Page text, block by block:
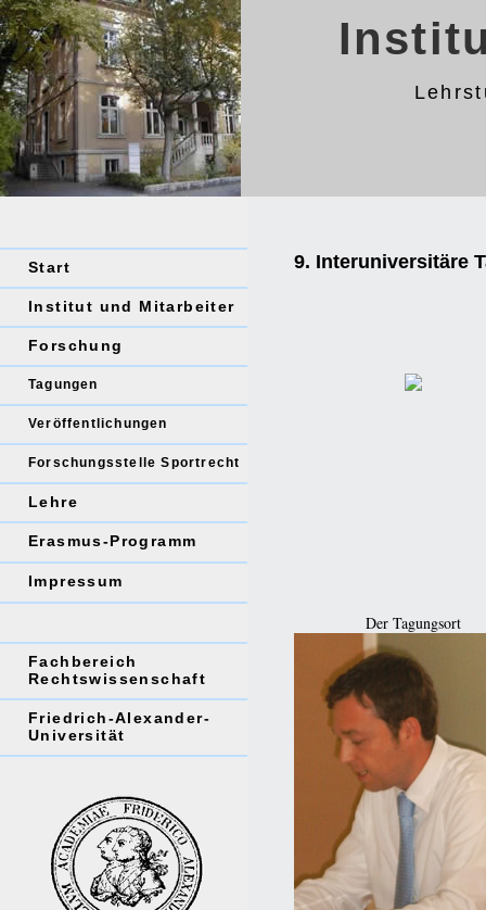
Start
Institut und Mitarbeiter
Forschung
Tagungen
Veröffentlichungen
Forschungsstelle Sportrecht
Lehre
Erasmus-Programm
Impressum
Fachbereich
Rechtswissenschaft
Friedrich-Alexander-
Universität
9. Interuniversitäre
Der Tagungsort